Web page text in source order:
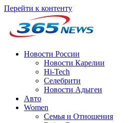
Перейти к контенту
Новости России
Новости Карелии
Hi-Tech
Селебрити
Новости Адыгеи
Авто
Women
Семья и Отношения